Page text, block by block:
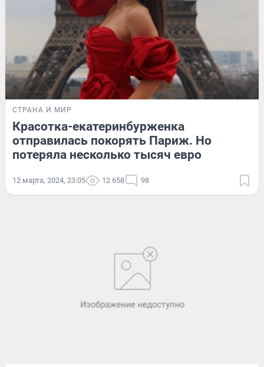
СТРАНА И МИР
Красотка-екатеринбурженка
отправилась покорять Париж. Но
потеряла несколько тысяч евро
12 марта, 2024, 23:05 12 658 98